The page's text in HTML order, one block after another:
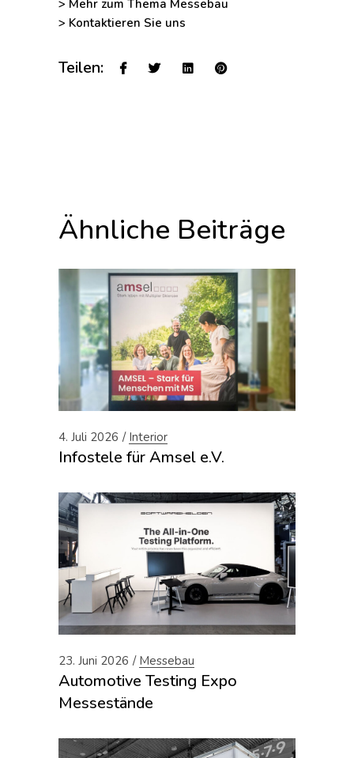
> Mehr zum Thema Messebau
> Kontaktieren Sie uns
Teilen:
Ähnliche Beiträge
4. Juli 2026 Interior
Infostele für Amsel e.V.
23. Juni 2026 Messebau
Automotive Testing Expo
Messestände